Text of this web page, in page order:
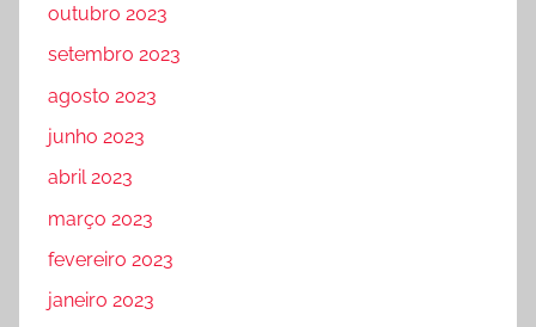
outubro 2023
setembro 2023
agosto 2023
junho 2023
abril 2023
março 2023
fevereiro 2023
janeiro 2023